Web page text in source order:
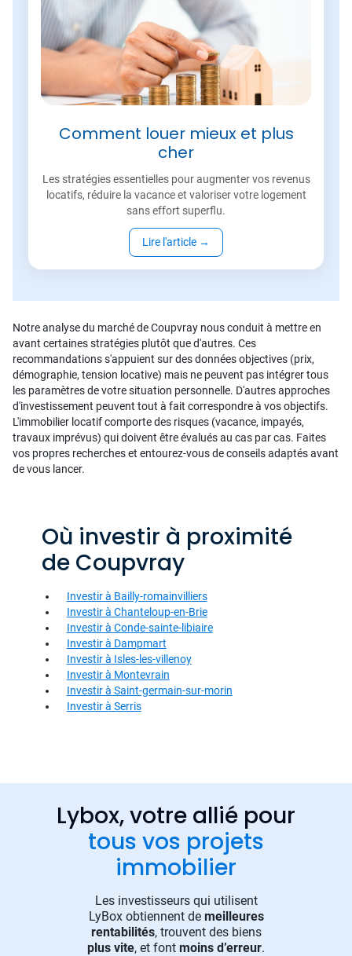
Comment louer mieux et plus
cher
Les stratégies essentielles pour augmenter vos revenus
locatifs, réduire la vacance et valoriser votre logement
sans effort superflu.
Lire l'article →
Notre analyse du marché de Coupvray nous conduit à mettre en
avant certaines stratégies plutôt que d'autres. Ces
recommandations s'appuient sur des données objectives (prix,
démographie, tension locative) mais ne peuvent pas intégrer tous
les paramètres de votre situation personnelle. D'autres approches
d'investissement peuvent tout à fait correspondre à vos objectifs.
L'immobilier locatif comporte des risques (vacance, impayés,
travaux imprévus) qui doivent être évalués au cas par cas. Faites
vos propres recherches et entourez-vous de conseils adaptés avant
de vous lancer.
Où investir à proximité
de Coupvray
Investir à Bailly-romainvilliers
Investir à Chanteloup-en-Brie
Investir à Conde-sainte-libiaire
Investir à Dampmart
Investir à Isles-les-villenoy
Investir à Montevrain
Investir à Saint-germain-sur-morin
Investir à Serris
Lybox, votre allié pour
tous vos projets
immobilier
Les investisseurs qui utilisent
LyBox obtiennent de meilleures
rentabilités, trouvent des biens
plus vite, et font moins d’erreur.